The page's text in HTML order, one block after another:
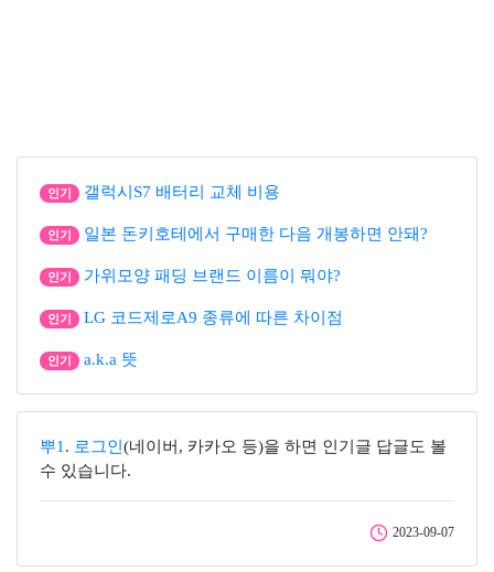
인기 갤럭시S7 배터리 교체 비용
인기 일본 돈키호테에서 구매한 다음 개봉하면 안돼?
인기 가위모양 패딩 브랜드 이름이 뭐야?
인기 LG 코드제로A9 종류에 따른 차이점
인기 a.k.a 뜻
뿌1 . 로그인 (네이버, 카카오 등)을 하면 인기글 답글도 볼
수 있습니다.
2023-09-07